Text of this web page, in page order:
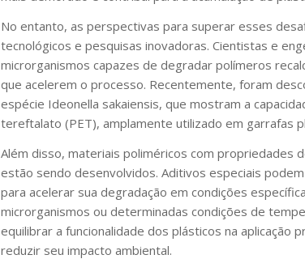
No entanto, as perspectivas para superar esses
tecnológicos e pesquisas inovadoras. Cientistas e
microrganismos capazes de degradar polímeros
que acelerem o processo. Recentemente, foram
espécie Ideonella sakaiensis, que mostram a
tereftalato (PET), amplamente utilizado em garrafas
Além disso, materiais poliméricos com propriedades
estão sendo desenvolvidos. Aditivos especiais
para acelerar sua degradação em condições
microrganismos ou determinadas condições de
equilibrar a funcionalidade dos plásticos na aplicação
reduzir seu impacto ambiental.